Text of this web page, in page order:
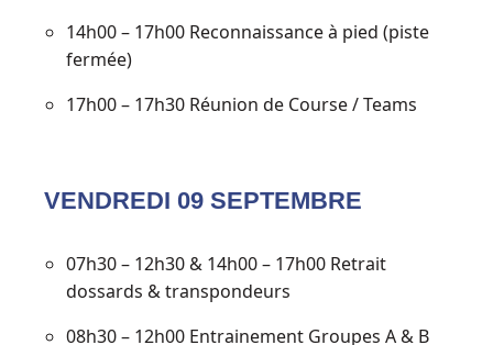
14h00 – 17h00 Reconnaissance à pied (piste
fermée)
17h00 – 17h30 Réunion de Course / Teams
VENDREDI 09 SEPTEMBRE
07h30 – 12h30 & 14h00 – 17h00 Retrait
dossards & transpondeurs
08h30 – 12h00 Entrainement Groupes A & B